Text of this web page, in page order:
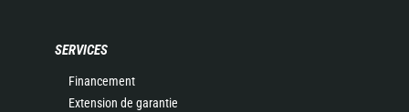
SERVICES
Financement
Extension de garantie